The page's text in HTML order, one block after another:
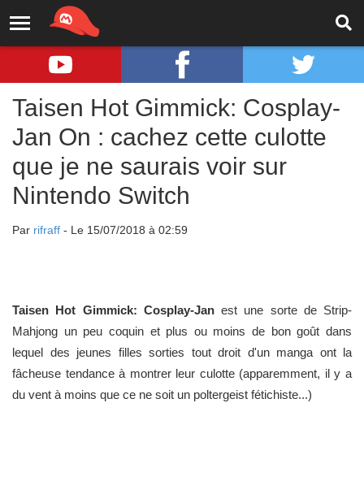
Taisen Hot Gimmick: Cosplay-
Jan On : cachez cette culotte
que je ne saurais voir sur
Nintendo Switch
Par rifraff - Le 15/07/2018 à 02:59
Taisen Hot Gimmick: Cosplay-Janest une sorte de Strip-
Mahjong un peu coquin et plus ou moins de bon goût dans
lequel des jeunes filles sorties tout droit d'un manga ont la
fâcheuse tendance à montrer leur culotte (apparemment, il y a
du vent à moins que ce ne soit un poltergeist fétichiste...)